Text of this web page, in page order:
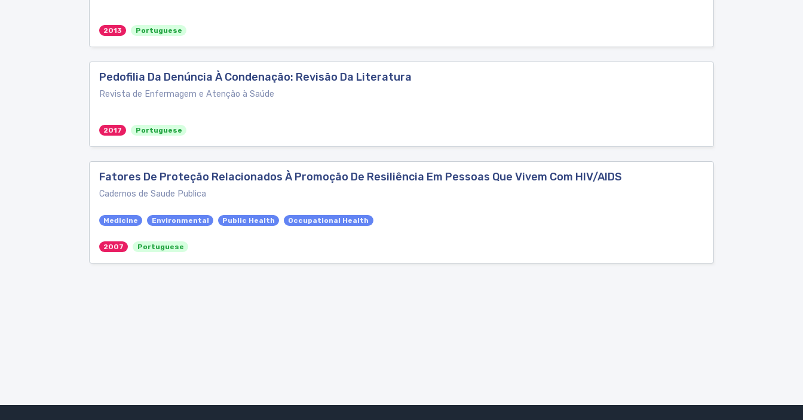
2013 Portuguese
Pedofilia Da Denúncia À Condenação: Revisão Da Literatura
Revista de Enfermagem e Atenção à Saúde
2017 Portuguese
Fatores De Proteção Relacionados À Promoção De Resiliência Em Pessoas Que Vivem Com HIV/AIDS
Cadernos de Saude Publica
Medicine Environmental Public Health Occupational Health
2007 Portuguese